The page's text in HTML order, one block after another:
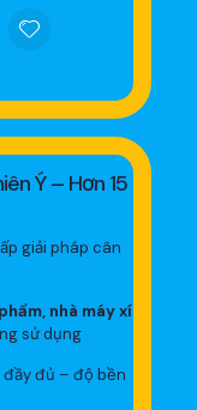
Ý – Hơn 15
giải pháp cân
nhà máy xí
sử dụng
đầy đủ – độ bền